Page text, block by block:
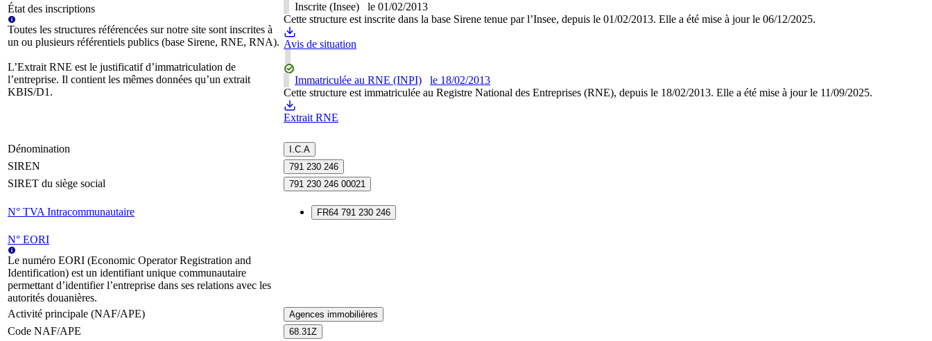
État des inscriptions
Toutes les structures référencées sur notre site sont inscrites à
un ou plusieurs référentiels publics (base Sirene, RNE, RNA).
L’Extrait RNE est le justificatif d’immatriculation de
l’entreprise. Il contient les mêmes données qu’un extrait
KBIS/D1.
Inscrite (Insee) le 01/02/2013
Cette structure est inscrite dans la base Sirene tenue par l’Insee, depuis le 01/02/2013. Elle a été mise à jour le 06/12/2025.
Avis de situation
Immatriculée au RNE (INPI) le 18/02/2013
Cette structure est immatriculée au Registre National des Entreprises (RNE), depuis le 18/02/2013. Elle a été mise à jour le 11/09/2025.
Extrait RNE
Dénomination I.C.A
SIREN 791 230 246
SIRET du siège social 791 230 246 00021
N° TVA Intracommunautaire FR64 791 230 246
N° EORI
Le numéro EORI (Economic Operator Registration and
Identification) est un identifiant unique communautaire
permettant d’identifier l’entreprise dans ses relations avec les
autorités douanières.
Activité principale (NAF/APE)
Agences immobilières
Code NAF/APE 68.31Z